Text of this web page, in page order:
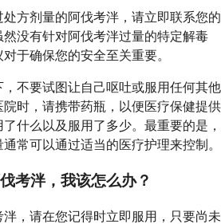
方剂量的阿伐考泮，请立即联系您的
没有针对阿伐考泮过量的特定解毒
于确保您的安全至关重要。
不要试图让自己呕吐或服用任何其他
时，请携带药瓶，以便医疗保健提供
什么以及服用了多少。最重要的是，
常可以通过适当的医疗护理来控制。
考泮，我该怎么办？
，请在您记得时立即服用，只要尚未